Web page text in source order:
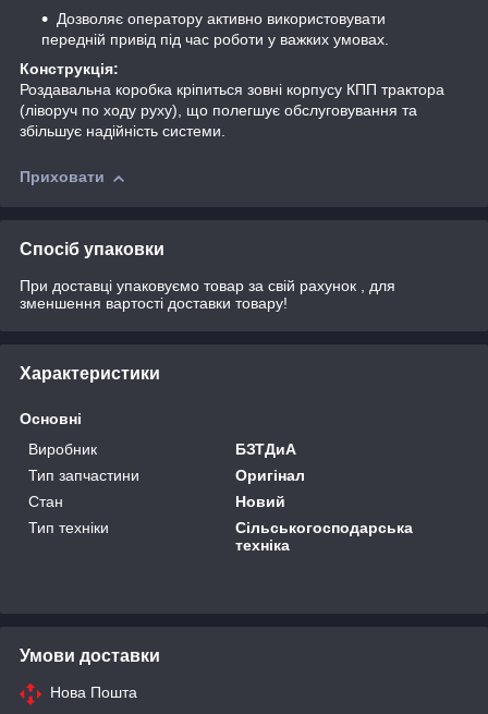
Дозволяє оператору активно використовувати
передній привід під час роботи у важких умовах.
Конструкція:
Роздавальна коробка кріпиться зовні корпусу КПП трактора
(ліворуч по ходу руху), що полегшує обслуговування та
збільшує надійність системи.
Приховати
Спосіб упаковки
При доставці упаковуємо товар за свій рахунок , для
зменшення вартості доставки товару!
Характеристики
Основні
Виробник
БЗТДиА
Тип запчастини
Оригінал
Стан
Новий
Тип техніки
Сільськогосподарська
техніка
Умови доставки
Нова Пошта